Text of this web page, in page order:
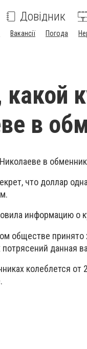
Довідник
Вакансії Погода
какой
в
в
что доллар
информацию о
обществе принято
данная
колеблется от